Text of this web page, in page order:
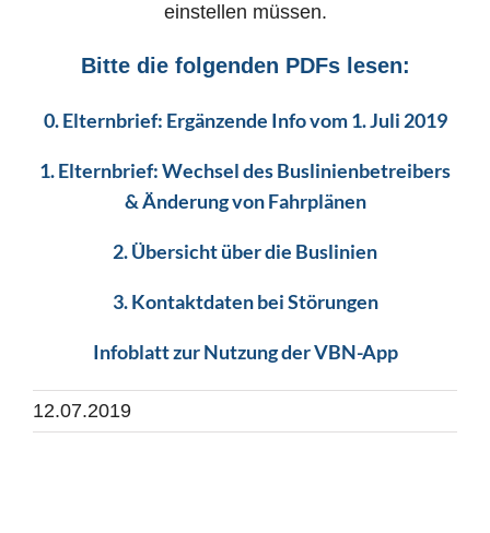
einstellen müssen.
Bitte die folgenden PDFs lesen:
0. Elternbrief: Ergänzende Info vom 1. Juli 2019
1. Elternbrief: Wechsel des Buslinienbetreibers
& Änderung von Fahrplänen
2. Übersicht über die Buslinien
3. Kontaktdaten bei Störungen
Infoblatt zur Nutzung der VBN-App
12.07.2019